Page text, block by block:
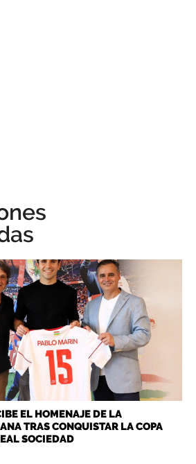
EL HOMENAJE DE LA
TRAS CONQUISTAR LA COPA
SOCIEDAD